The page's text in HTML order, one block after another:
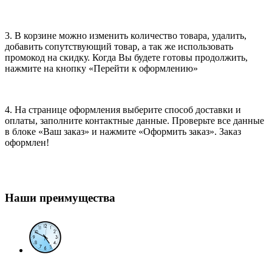
3. В корзине можно изменить количество товара, удалить,
добавить сопутствующий товар, а так же использовать
промокод на скидку. Когда Вы будете готовы продолжить,
нажмите на кнопку «Перейти к оформлению»
4. На странице оформления выберите способ доставки и
оплаты, заполните контактные данные. Проверьте все данные
в блоке «Ваш заказ» и нажмите «Оформить заказ». Заказ
оформлен!
Наши преимущества